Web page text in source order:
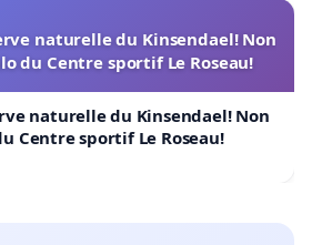
naturelle du Kinsendael! Non
du Centre sportif Le Roseau!
naturelle du Kinsendael! Non
Centre sportif Le Roseau!